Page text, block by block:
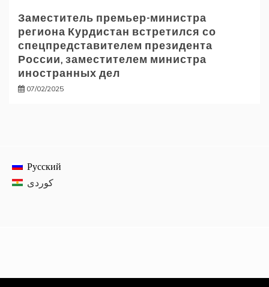
Заместитель премьер-министра
региона Курдистан встретился со
спецпредставителем президента
России, заместителем министра
иностранных дел
07/02/2025
Русский